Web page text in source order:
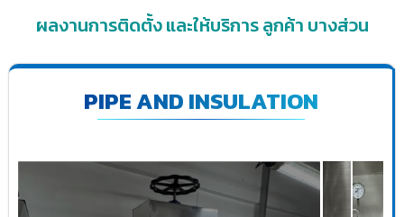
ผลงานการติดตั้ง และให้บริการ ลูกค้า บางส่วน
PIPE AND INSULATION